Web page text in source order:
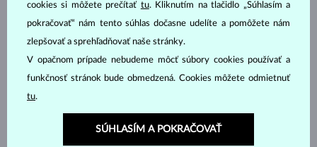
cookies si môžete prečítať tu. Kliknutím na tlačidlo „Súhlasím a
pokračovať“ nám tento súhlas dočasne udelíte a pomôžete nám
zlepšovať a sprehľadňovať naše stránky.
V opačnom prípade nebudeme môcť súbory cookies používať a
funkčnosť stránok bude obmedzená. Cookies môžete odmietnuť
tu.
SÚHLASÍM A POKRAČOVAŤ